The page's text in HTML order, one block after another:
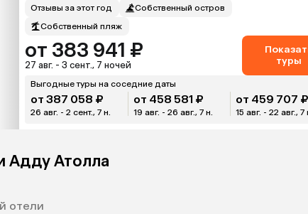
Отзывы за этот год
Собственный остров
Собственный пляж
от 383 941 ₽
27 авг. - 3 сент., 7 ночей
туры
Выгодные туры на соседние даты
от 387 058 ₽
26 авг. - 2 сент., 7 н.
от 458 581 ₽
19 авг. - 26 авг., 7 н.
от 459 707 ₽
15 авг. - 22 авг., 7
Адду Атолла
отели